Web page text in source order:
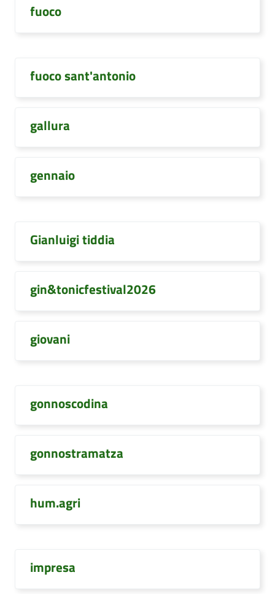
fuoco
fuoco sant'antonio
gallura
gennaio
Gianluigi tiddia
gin&tonicfestival2026
giovani
gonnoscodina
gonnostramatza
hum.agri
impresa